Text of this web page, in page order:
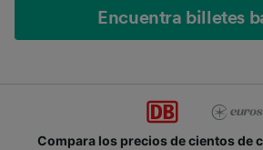
Encuentra billetes
Compara los precios de cientos de